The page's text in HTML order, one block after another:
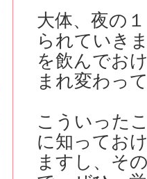
大体、夜の
られていき
を飲んでお
まれ変わっ
こういった
に知ってお
ますし、そ